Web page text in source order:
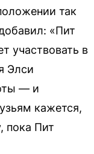
так
«Пит
участвовать в
Элси
— и
кажется,
пока Пит